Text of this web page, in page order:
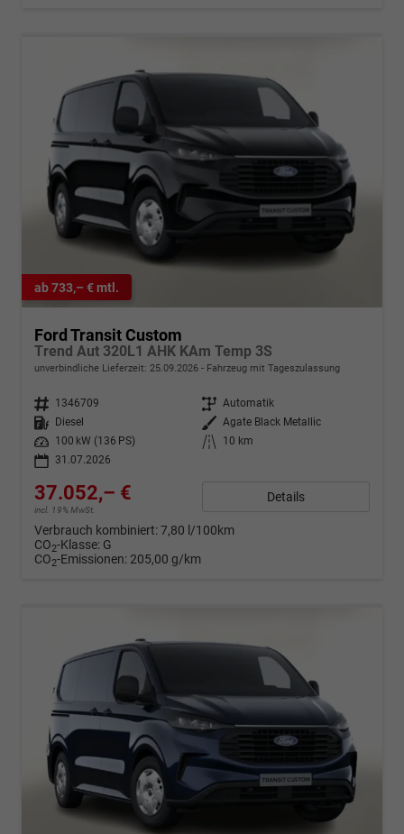
ab 733,– € mtl.
Ford Transit Custom
Trend Aut 320L1 AHK KAm Temp 3S
unverbindliche Lieferzeit: 25.09.2026 Fahrzeug mit Tageszulassung
Fahrzeugnr. 1346709 Getriebe Automatik
Kraftstoff
Diesel Außenfarbe Agate Black Metallic
Leistung
100 kW (136 PS) Kilometerstand
10 km
31.07.2026
37.052,– €
incl. 19% MwSt.
Details
Verbrauch kombiniert:7,80 l/100km
CO2-Klasse: G
CO2-Emissionen: 205,00 g/km